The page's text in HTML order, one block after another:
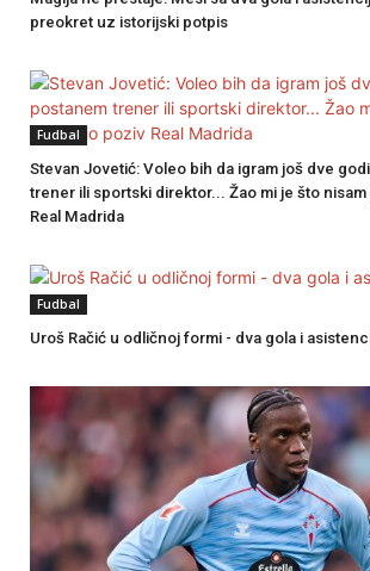
preokret uz istorijski potpis
Fudbal
Stevan Jovetić: Voleo bih da igram još dve
trener ili sportski direktor... Žao mi je što
Real Madrida
Fudbal
Uroš Račić u odličnoj formi - dva gola i